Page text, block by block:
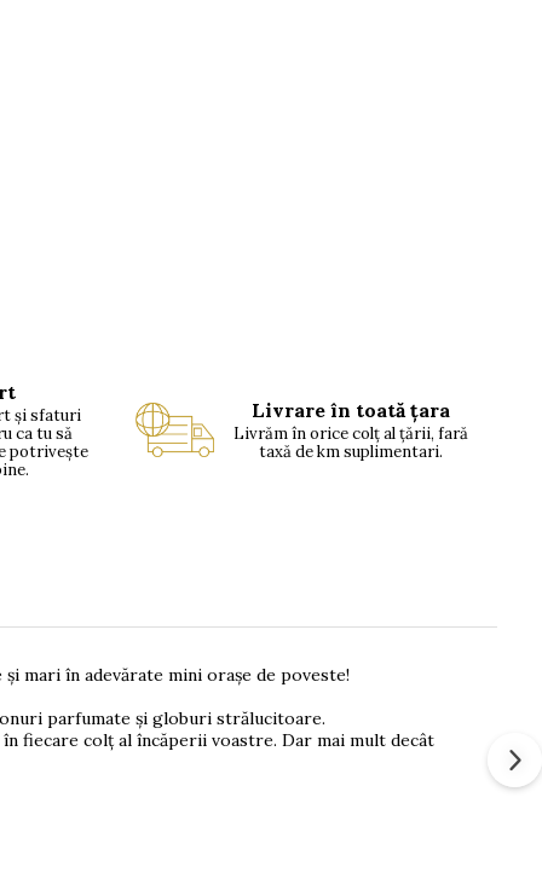
și sfaturi
ca tu să
potrivește
Livrare în toată țara
Livrăm în orice colț al țării, fară
taxă de km suplimentari.
mari în adevărate mini orașe de poveste!
parfumate și globuri strălucitoare.
fiecare colț al încăperii voastre. Dar mai mult decât